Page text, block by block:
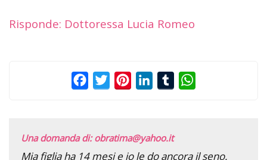
Risponde: Dottoressa Lucia Romeo
FacebookTwitterPinterestLinkedInTumblr
Una domanda di: obratima@yahoo.it
Mia figlia ha 14 mesi e io le do ancora il seno.